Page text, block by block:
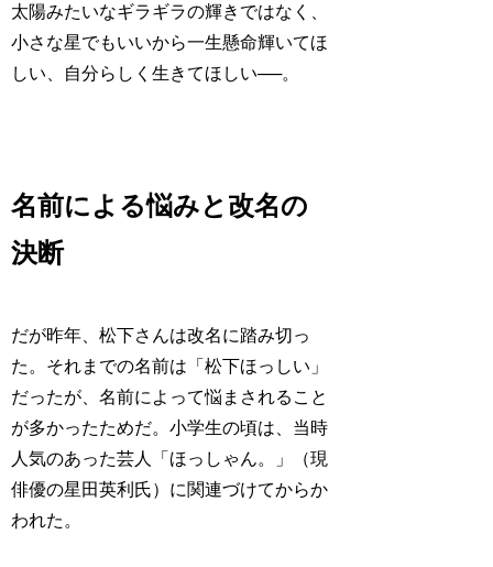
太陽みたいなギラギラの輝きではなく、
小さな星でもいいから一生懸命輝いてほ
しい、自分らしく生きてほしい──。
名前による悩みと改名の
決断
だが昨年、松下さんは改名に踏み切っ
た。それまでの名前は「松下ほっしい」
だったが、名前によって悩まされること
が多かったためだ。小学生の頃は、当時
人気のあった芸人「ほっしゃん。」（現
俳優の星田英利氏）に関連づけてからか
われた。